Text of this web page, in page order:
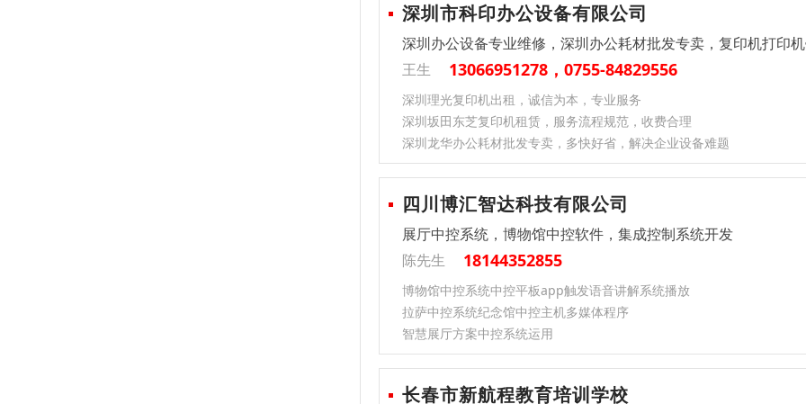
深圳市科印办公设备有限公司
深圳办公设备专业维修，深圳办公耗材批发专卖，复印机打印
王生
13066951278，0755-84829556
深圳理光复印机出租，诚信为本，专业服务
深圳坂田东芝复印机租赁，服务流程规范，收费合理
深圳龙华办公耗材批发专卖，多快好省，解决企业设备难题
四川博汇智达科技有限公司
展厅中控系统，博物馆中控软件，集成控制系统开发
陈先生
18144352855
博物馆中控系统中控平板app触发语音讲解系统播放
拉萨中控系统纪念馆中控主机多媒体程序
智慧展厅方案中控系统运用
长春市新航程教育培训学校